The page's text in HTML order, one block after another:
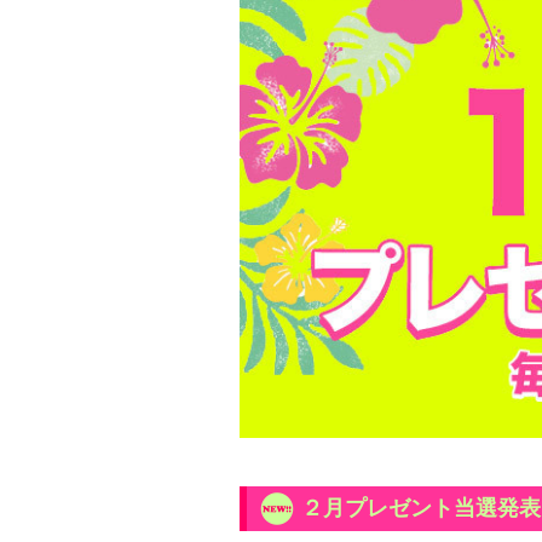
２月プレゼント当選発